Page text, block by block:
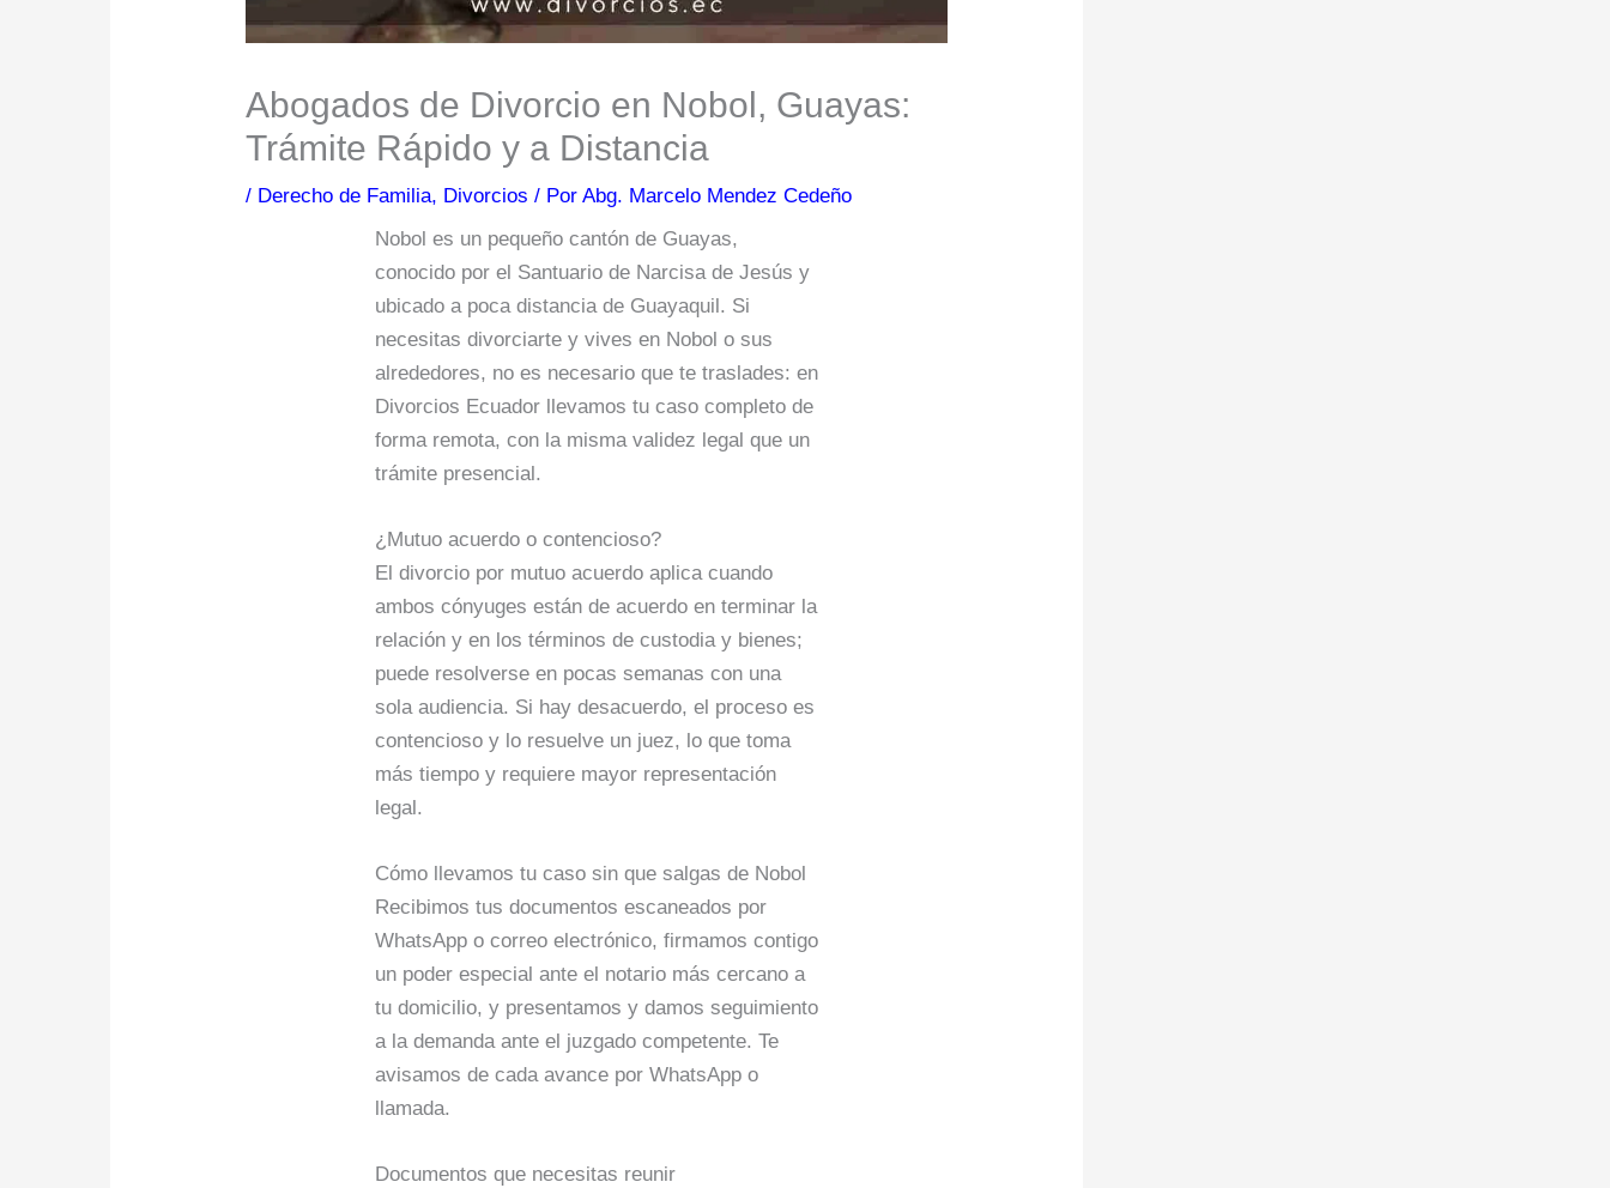
Abogados de Divorcio en Nobol, Guayas:
Trámite Rápido y a Distancia
/ Derecho de Familia, Divorcios / PorAbg. Marcelo Mendez Cedeño
Nobol es un pequeño cantón de Guayas,
conocido por el Santuario de Narcisa de Jesús y
ubicado a poca distancia de Guayaquil. Si
necesitas divorciarte y vives en Nobol o sus
alrededores, no es necesario que te traslades: en
Divorcios Ecuador llevamos tu caso completo de
forma remota, con la misma validez legal que un
trámite presencial.
¿Mutuo acuerdo o contencioso?
El divorcio por mutuo acuerdo aplica cuando
ambos cónyuges están de acuerdo en terminar la
relación y en los términos de custodia y bienes;
puede resolverse en pocas semanas con una
sola audiencia. Si hay desacuerdo, el proceso es
contencioso y lo resuelve un juez, lo que toma
más tiempo y requiere mayor representación
legal.
Cómo llevamos tu caso sin que salgas de Nobol
Recibimos tus documentos escaneados por
WhatsApp o correo electrónico, firmamos contigo
un poder especial ante el notario más cercano a
tu domicilio, y presentamos y damos seguimiento
a la demanda ante el juzgado competente. Te
avisamos de cada avance por WhatsApp o
llamada.
Documentos que necesitas reunir